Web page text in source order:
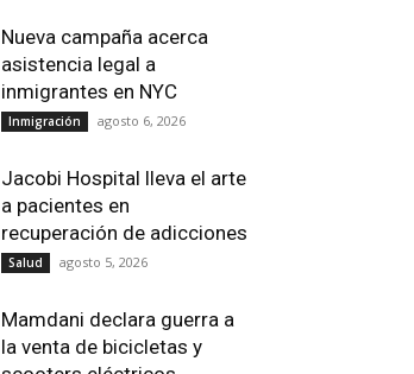
Nueva campaña acerca
asistencia legal a
inmigrantes en NYC
Inmigración agosto 6, 2026
Jacobi Hospital lleva el arte
a pacientes en
recuperación de adicciones
Salud agosto 5, 2026
Mamdani declara guerra a
la venta de bicicletas y